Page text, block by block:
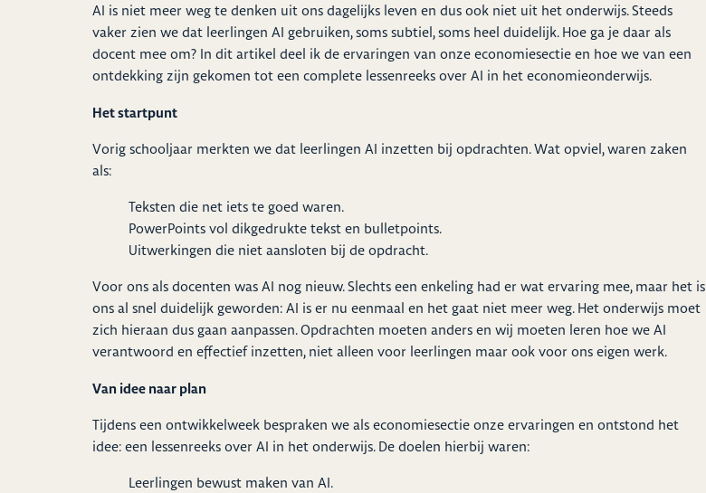
AI is niet meer weg te denken uit ons dagelijks leven en dus ook niet uit het onderwijs. Steeds
vaker zien we dat leerlingen AI gebruiken, soms subtiel, soms heel duidelijk. Hoe ga je daar als
docent mee om? In dit artikel deel ik de ervaringen van onze economiesectie en hoe we van een
ontdekking zijn gekomen tot een complete lessenreeks over AI in het economieonderwijs.
Het startpunt
Vorig schooljaar merkten we dat leerlingen AI inzetten bij opdrachten. Wat opviel, waren zaken
als:
Teksten die net iets te goed waren.
PowerPoints vol dikgedrukte tekst en bulletpoints.
Uitwerkingen die niet aansloten bij de opdracht.
Voor ons als docenten was AI nog nieuw. Slechts een enkeling had er wat ervaring mee, maar het is
ons al snel duidelijk geworden: AI is er nu eenmaal en het gaat niet meer weg. Het onderwijs moet
zich hieraan dus gaan aanpassen. Opdrachten moeten anders en wij moeten leren hoe we AI
verantwoord en effectief inzetten, niet alleen voor leerlingen maar ook voor ons eigen werk.
Van idee naar plan
Tijdens een ontwikkelweek bespraken we als economiesectie onze ervaringen en ontstond het
idee: een lessenreeks over AI in het onderwijs. De doelen hierbij waren:
Leerlingen bewust maken van AI.